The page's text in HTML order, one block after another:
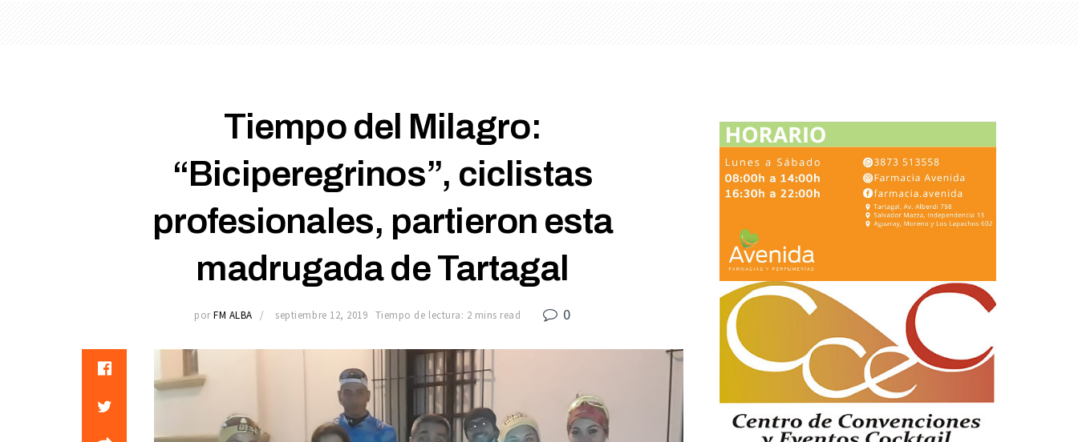
Tiempo del Milagro:
“Biciperegrinos”, ciclistas
profesionales, partieron esta
madrugada de Tartagal
por FM ALBA septiembre 12, 2019 Tiempo de lectura: 2 mins read 0